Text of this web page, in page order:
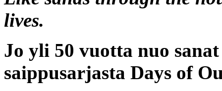
lives.
Jo yli 50 vuotta nuo
saippusarjasta Days of